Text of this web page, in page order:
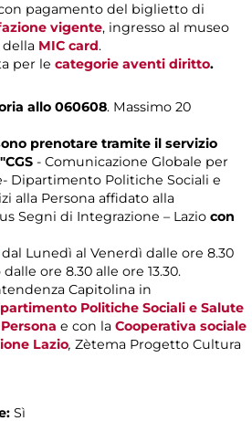
pagamento del biglietto di
vigente, ingresso al museo
MIC card.
per le categorie aventi diritto.
allo 060608. Massimo 20
prenotare tramite il servizio
- Comunicazione Globale per
Dipartimento Politiche Sociali e
alla Persona affidato alla
Segni di Integrazione – Lazio con
Lunedì al Venerdì dalle ore 8.30
ore 8.30 alle ore 13.30.
Capitolina in
Politiche Sociali e Salute
e con la Cooperativa sociale
Lazio, Zètema Progetto Cultura
Sì